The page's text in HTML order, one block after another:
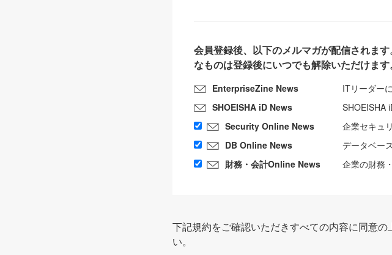
会員登録後、以下のメルマガが配信されま
なものは登録後にいつでも解除いただけます
EnterpriseZine News
ITリーダー
SHOEISHA iD News
SHOEISHA
Security Online News
企業セキュ
DB Online News
データベー
財務・会計Online News
企業の財務
下記規約をご確認いただきすべての内容に同意
い。